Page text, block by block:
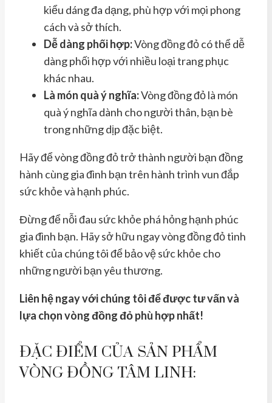
kiểu dáng đa dạng, phù hợp với mọi phong
cách và sở thích.
Dễ dàng phối hợp:Vòng đồng đỏ có thể dễ
dàng phối hợp với nhiều loại trang phục
khác nhau.
Là món quà ý nghĩa:Vòng đồng đỏ là món
quà ý nghĩa dành cho người thân, bạn bè
trong những dịp đặc biệt.
Hãy để vòng đồng đỏ trở thành người bạn đồng
hành cùng gia đình bạn trên hành trình vun đắp
sức khỏe và hạnh phúc.
Đừng để nỗi đau sức khỏe phá hỏng hạnh phúc
gia đình bạn. Hãy sở hữu ngay vòng đồng đỏ tinh
khiết của chúng tôi để bảo vệ sức khỏe cho
những người bạn yêu thương.
Liên hệ ngay với chúng tôi để được tư vấn và
lựa chọn vòng đồng đỏ phù hợp nhất!
ĐẶC ĐIỂM CỦA SẢN PHẨM
VÒNG ĐỒNG TÂM LINH: